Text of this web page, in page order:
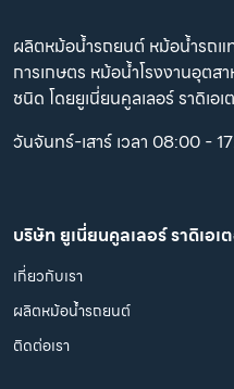
ผลิตหม้อน้ำรถยนต์ หม้อน้ำรถแ
การเกษตร หม้อน้ำโรงงานอุตส
ชนิด โดยยูเนี่ยนคูลเลอร์ ราดิเอ
วันจันทร์-เสาร์ เวลา 08:00 -
บริษัท ยูเนี่ยนคูลเลอร์ ราดิเอเ
เกี่ยวกับเรา
ผลิตหม้อน้ำรถยนต์
ติดต่อเรา